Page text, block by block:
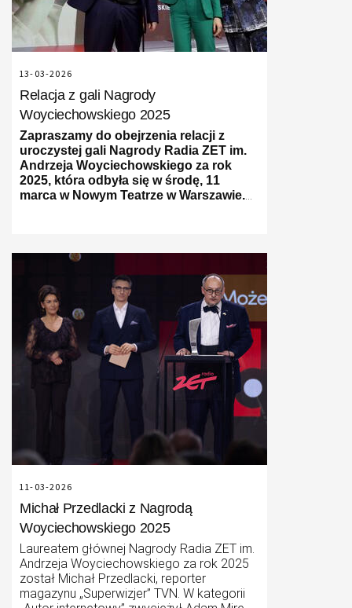
13-03-2026
Relacja z gali Nagrody
Woyciechowskiego 2025
Zapraszamy do obejrzenia relacji z
uroczystej gali Nagrody Radia ZET im.
Andrzeja Woyciechowskiego za rok
2025, która odbyła się w środę, 11
marca w Nowym Teatrze w Warszawie.
poprzedni rok.
11-03-2026
Michał Przedlacki z Nagrodą
Woyciechowskiego 2025
Laureatem głównej Nagrody Radia ZET im.
Andrzeja Woyciechowskiego za rok 2025
został Michał Przedlacki, reporter
magazynu „Superwizjer” TVN. W kategorii